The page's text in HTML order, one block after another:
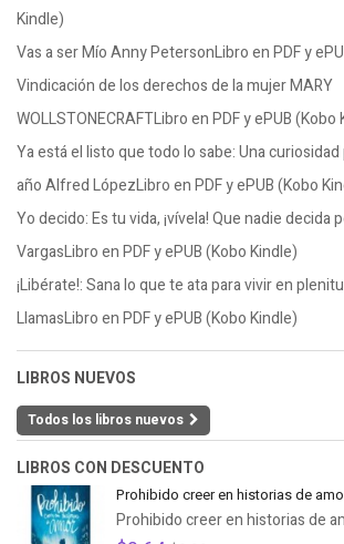
Kindle)
Vas a ser Mío Anny PetersonLibro en PDF y
Vindicación de los derechos de la mujer MARY
WOLLSTONECRAFTLibro en PDF y ePUB (Kobo
Ya está el listo que todo lo sabe: Una curiosidad
año Alfred LópezLibro en PDF y ePUB (Kobo
Yo decido: Es tu vida, ¡vívela! Que nadie decida
VargasLibro en PDF y ePUB (Kobo Kindle)
¡Libérate!: Sana lo que te ata para vivir en
LlamasLibro en PDF y ePUB (Kobo Kindle)
LIBROS NUEVOS
Todos los libros nuevos
LIBROS CON DESCUENTO
Prohibido creer en historias de
Prohibido creer en historias de